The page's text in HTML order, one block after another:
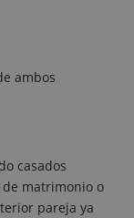
ambos
casados
matrimonio o
pareja ya